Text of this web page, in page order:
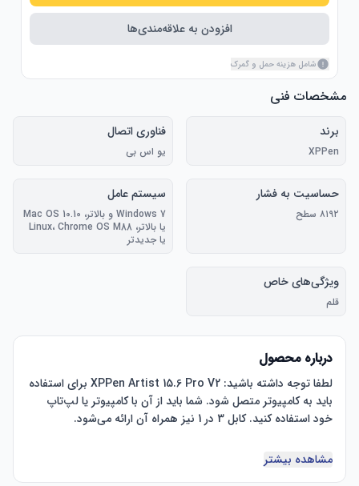
افزودن به علاقه‌مندی‌ها
شامل هزینه حمل و گمرک
مشخصات فنی
برند
XPPen
فناوری اتصال
یو اس بی
حساسیت به فشار
۸۱۹۲ سطح
سیستم عامل
Windows 7 و بالاتر، Mac OS 10.10
یا بالاتر، Linux، Chrome OS M88
یا جدیدتر
ویژگی‌های خاص
قلم
درباره محصول
مشاهده بیشتر